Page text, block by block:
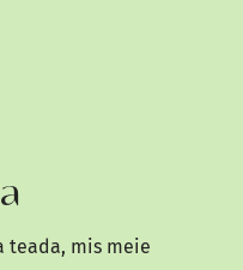
teada, mis meie